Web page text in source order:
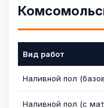
Вид работ
Наливной пол
Наливной пол (с